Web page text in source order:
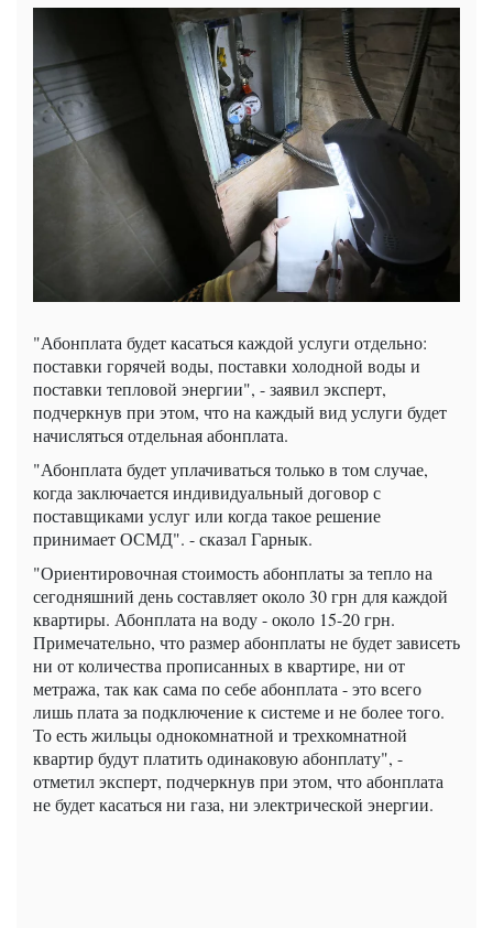
"Абонплата будет касаться каждой услуги отдельно:
поставки горячей воды, поставки холодной воды и
поставки тепловой энергии", - заявил эксперт,
подчеркнув при этом, что на каждый вид услуги будет
начисляться отдельная абонплата.
"Абонплата будет уплачиваться только в том случае,
когда заключается индивидуальный договор с
поставщиками услуг или когда такое решение
принимает ОСМД". - сказал Гарнык.
"Ориентировочная стоимость абонплаты за тепло на
сегодняшний день составляет около 30 грн для каждой
квартиры. Абонплата на воду - около 15-20 грн.
Примечательно, что размер абонплаты не будет зависеть
ни от количества прописанных в квартире, ни от
метража, так как сама по себе абонплата - это всего
лишь плата за подключение к системе и не более того.
То есть жильцы однокомнатной и трехкомнатной
квартир будут платить одинаковую абонплату", -
отметил эксперт, подчеркнув при этом, что абонплата
не будет касаться ни газа, ни электрической энергии.